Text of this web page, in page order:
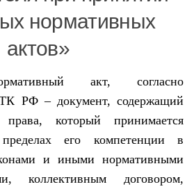
нормативных
актов»
акт, согласно
РФ – документ, содержащий
который принимается
его компетенции в
и иными нормативными
коллективным договором,